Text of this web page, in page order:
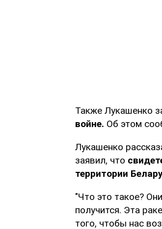
Также Лукашенко
войне. Об этом
Лукашенко
заявил, что
территории
"Что это такое?
получится. Эта
того, чтобы нас